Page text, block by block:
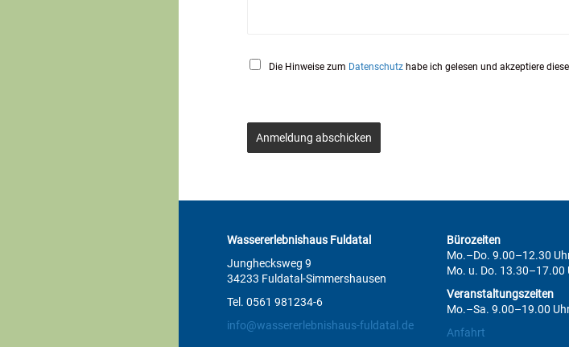
Die Hinweise zum Datenschutz habe ich gelesen und akzeptiere diese
Anmeldung abschicken
Wassererlebnishaus Fuldatal
Junghecksweg 9
34233 Fuldatal-Simmershausen
Tel. 0561 981234-6
info@wassererlebnishaus-fuldatal.de
Bürozeiten
Mo.–Do. 9.00–12.30
Mo. u. Do. 13.30–17.00
Veranstaltungszeiten
Mo.–Sa. 9.00–19.00
Anfahrt